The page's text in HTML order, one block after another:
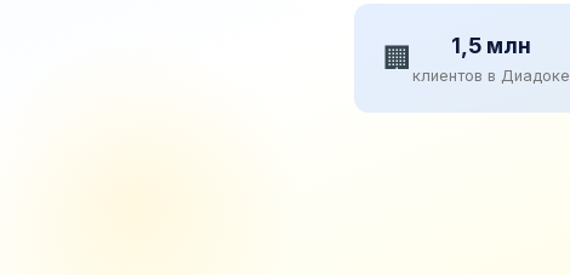
🏢 1,5 млн
клиентов в Диадоке